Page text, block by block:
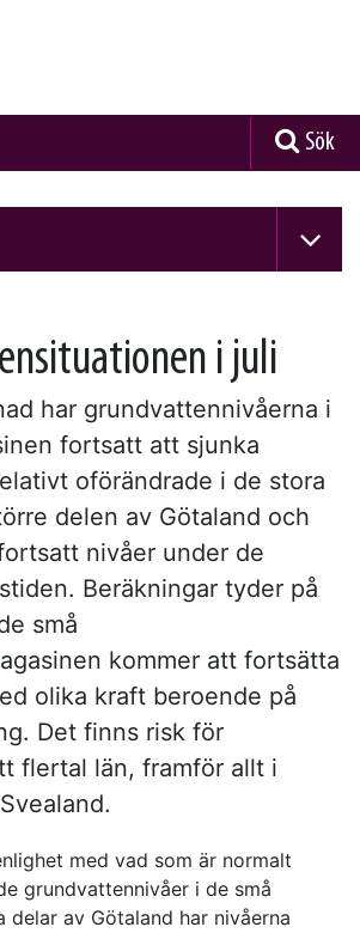
Sök
i juli
har grundvattennivåerna i
fortsatt att sjunka
oförändrade i de stora
delen av Götaland och
nivåer under de
Beräkningar tyder på
små
kommer att fortsätta
olika kraft beroende på
Det finns risk för
flertal län, framför allt i
med vad som är normalt
grundvattennivåer i de små
delar av Götaland har nivåerna